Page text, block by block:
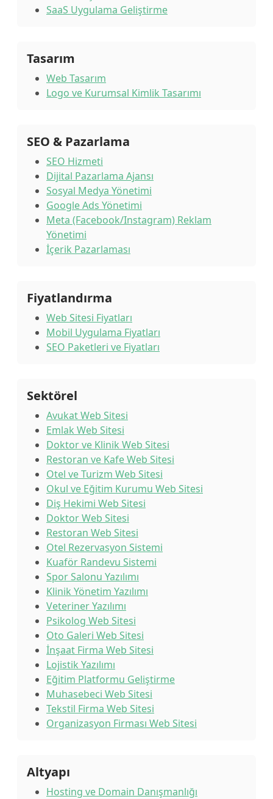
SaaS Uygulama Geliştirme
Tasarım
Web Tasarım
Logo ve Kurumsal Kimlik Tasarımı
SEO & Pazarlama
SEO Hizmeti
Dijital Pazarlama Ajansı
Sosyal Medya Yönetimi
Google Ads Yönetimi
Meta (Facebook/Instagram) Reklam
Yönetimi
İçerik Pazarlaması
Fiyatlandırma
Web Sitesi Fiyatları
Mobil Uygulama Fiyatları
SEO Paketleri ve Fiyatları
Sektörel
Avukat Web Sitesi
Emlak Web Sitesi
Doktor ve Klinik Web Sitesi
Restoran ve Kafe Web Sitesi
Otel ve Turizm Web Sitesi
Okul ve Eğitim Kurumu Web Sitesi
Diş Hekimi Web Sitesi
Doktor Web Sitesi
Restoran Web Sitesi
Otel Rezervasyon Sistemi
Kuaför Randevu Sistemi
Spor Salonu Yazılımı
Klinik Yönetim Yazılımı
Veteriner Yazılımı
Psikolog Web Sitesi
Oto Galeri Web Sitesi
İnşaat Firma Web Sitesi
Lojistik Yazılımı
Eğitim Platformu Geliştirme
Muhasebeci Web Sitesi
Tekstil Firma Web Sitesi
Organizasyon Firması Web Sitesi
Altyapı
Hosting ve Domain Danışmanlığı